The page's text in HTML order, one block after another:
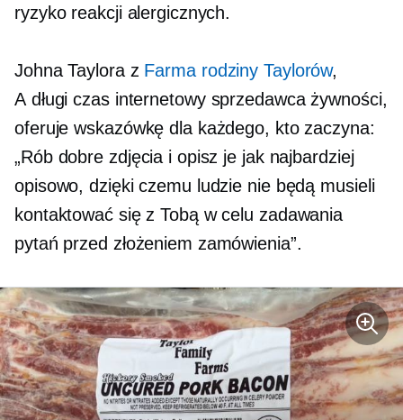
ryzyko reakcji alergicznych.
Johna Taylora z Farma rodziny Taylorów,
A długi czasinternetowy sprzedawca żywności,
oferuje wskazówkę dla każdego, kto zaczyna:
„Rób dobre zdjęcia i opisz je jak najbardziej
opisowo, dzięki czemu ludzie nie będą musieli
kontaktować się z Tobą w celu zadawania
pytań przed złożeniem zamówienia”.